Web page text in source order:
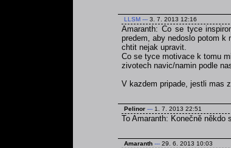
LLSM --- 3. 7. 2013 12:16
Amaranth: Co se tyce
predem, aby nedoslo potom k
chtit nejak upravit.
Co se tyce motivace k tomu
zivotech navic/namin podle
V kazdem pripade, jestli mas
Pelinor --- 1. 7. 2013 22:51
To Amaranth: Konečně někdo
Amaranth --- 29. 6. 2013 10:03